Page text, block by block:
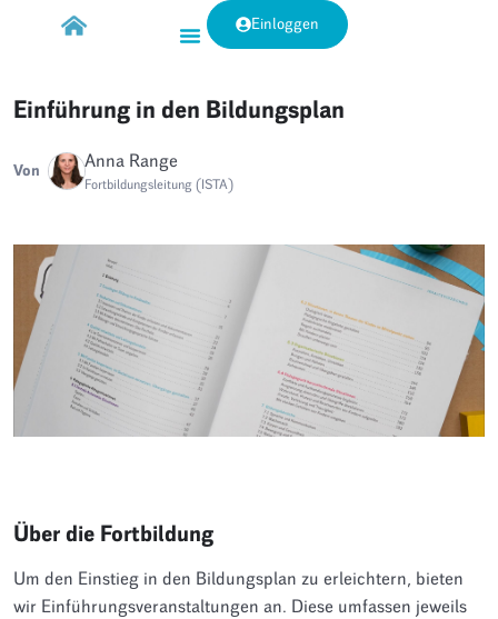
Einloggen
Einführung in den Bildungsplan
Von Anna Range
Fortbildungsleitung (ISTA)
Über die Fortbildung
Um den Einstieg in den Bildungsplan zu erleichtern, bieten
wir Einführungsveranstaltungen an. Diese umfassen jeweils